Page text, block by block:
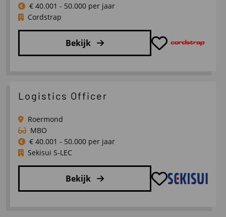
€ 40.001 - 50.000 per jaar
Cordstrap
Bekijk
over
Inside
Sales
Benelux
Logistics Officer
Roermond
MBO
€ 40.001 - 50.000 per jaar
Sekisui S-LEC
Bekijk